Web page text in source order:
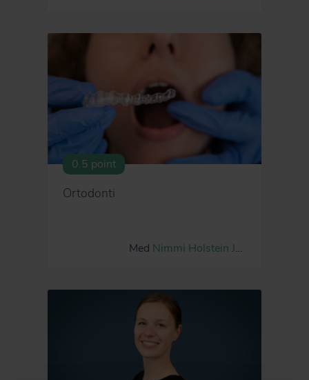
0.5 point
Ortodonti
Med Nimmi Holstein Jens Lætgaard